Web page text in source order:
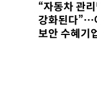
“자동차 관
강화된다”…
보안 수혜기